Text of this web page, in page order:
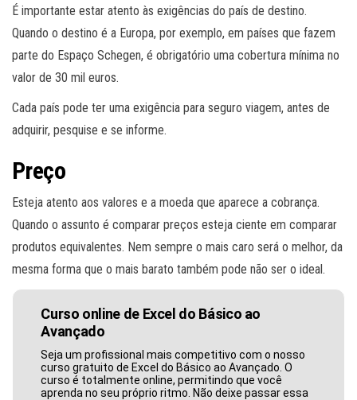
É importante estar atento às exigências do país de destino.
Quando o destino é a Europa, por exemplo, em países que fazem
parte do Espaço Schegen, é obrigatório uma cobertura mínima no
valor de 30 mil euros.
Cada país pode ter uma exigência para seguro viagem, antes de
adquirir, pesquise e se informe.
Preço
Esteja atento aos valores e a moeda que aparece a cobrança.
Quando o assunto é comparar preços esteja ciente em comparar
produtos equivalentes. Nem sempre o mais caro será o melhor, da
mesma forma que o mais barato também pode não ser o ideal.
Curso online de Excel do Básico ao
Avançado
Seja um profissional mais competitivo com o nosso
curso gratuito de Excel do Básico ao Avançado. O
curso é totalmente online, permitindo que você
aprenda no seu próprio ritmo. Não deixe passar essa